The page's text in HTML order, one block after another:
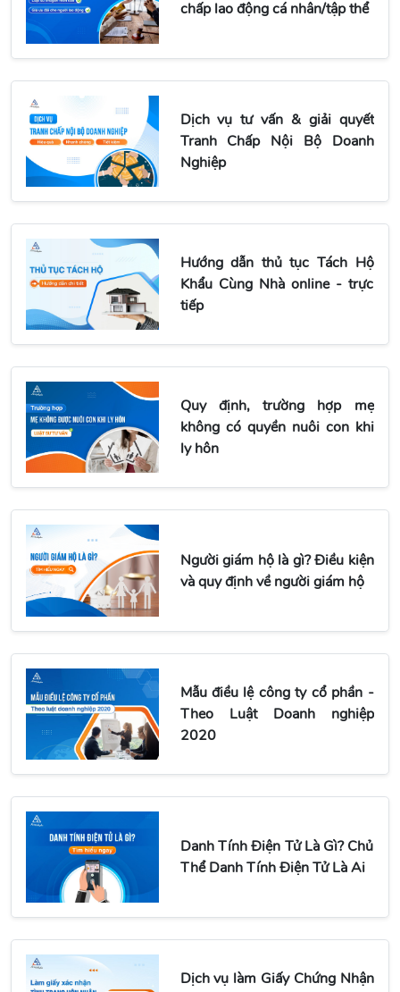
chấp lao động cá nhân/tập thể
Dịch vụ tư vấn & giải quyết
Tranh Chấp Nội Bộ Doanh
Nghiệp
Hướng dẫn thủ tục Tách Hộ
Khẩu Cùng Nhà online - trực
tiếp
Quy định, trường hợp mẹ
không có quyền nuôi con khi
ly hôn
Người giám hộ là gì? Điều kiện
và quy định về người giám hộ
Mẫu điều lệ công ty cổ phần -
Theo Luật Doanh nghiệp
2020
Danh Tính Điện Tử Là Gì? Chủ
Thể Danh Tính Điện Tử Là Ai
Dịch vụ làm Giấy Chứng Nhận